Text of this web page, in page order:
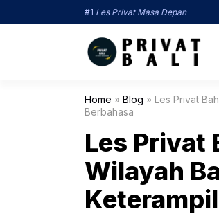
ke
#1 Les Privat Masa Depan
Home » Blog » Les Privat
Berbahasa
Les Privat
Wilayah